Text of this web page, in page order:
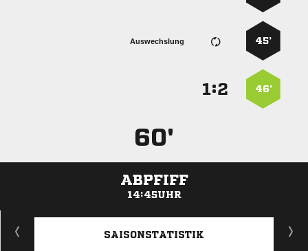
45’
Auswechslung
46’
:
60'
ABPFIFF
14:45UHR
ANZEIGE
SAISONSTATISTIK